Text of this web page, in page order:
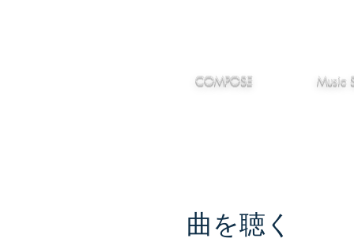
COMPOSE Music
曲を聴く